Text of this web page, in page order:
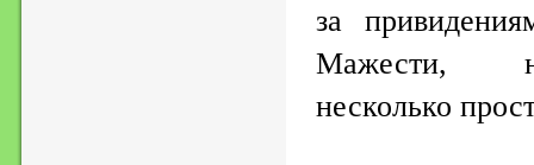
за
Мажести,
несколько